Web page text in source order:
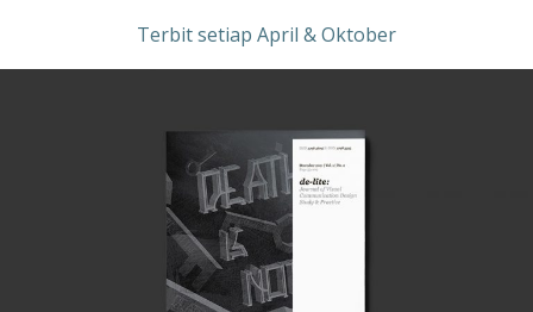
Terbit setiap April & Oktober